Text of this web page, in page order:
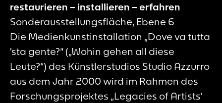
restaurieren – installieren – erfahren
Sonderausstellungsfläche, Ebene 6
Die Medienkunstinstallation „Dove va tutta
’sta gente?“ („Wohin gehen all diese
Leute?“) des Künstlerstudios Studio Azzurro
aus dem Jahr 2000 wird im Rahmen des
Forschungsprojektes „Legacies of Artists’